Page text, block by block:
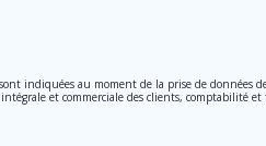
indiquées au moment de la prise de données
et commerciale des clients, comptabilité
du 13 décembre sur la protection des données